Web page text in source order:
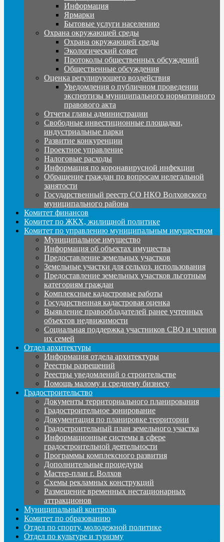
Информация
Ярмарки
Бытовые услуги населению
Охрана окружающей среды
Охрана окружающей среды
Экологический совет
Протоколы общественных обсуждений
Общественные обсуждения
Оценка регулирующего воздействия
Уведомления о публичном проведении
экспертизы муниципального нормативного
правового акта
Отчеты главы администрации
Свободные инвестиционные площадки,
индустриальные парки
Развитие конкуренции
Проектное управление
Налоговые расходы
Информация по коронавирусной инфекции
Обращение граждан по вопросам нелегальной
занятости
Государственный реестр СО НКО Волховского
муниципального района
Комитет финансов
Комитет по ЖКХ, жилищной политике
Комитет по управлению муниципальным имуществом
Муниципальное имущество
Информация об объектах имущества
Предоставление земельных участков
Земельные участки для сельхоз. использования
Предоставление земельных участков льготным
категориям граждан
Комплексные кадастровые работы
Государственная кадастровая оценка
Выявление правообладателей ранее учтенных
объектов недвижимости
Социальная поддержка участников СВО и членов
их семей
Отдел архитектуры
Информация отдела архитектуры
Реестры разрешений
Реестры уведомлений о строительстве
Помощь малому и среднему бизнесу
Градостроительство
Документы территориального планирования
Градостроительное зонирование
Документация по планировке территории
Градостроительный план земельного участка
Информационные системы в сфере
градостроительной деятельности
Программы комплексного развития
Дополнительные процедуры
Мастер-план г. Волхов
Схемы рекламных конструкций
Размещение временных нестационарных
аттракционов
Муниципальный контроль
Комитет по образованию
Отдел по спорту, молодежной политике
Отдел по культуре и туризму